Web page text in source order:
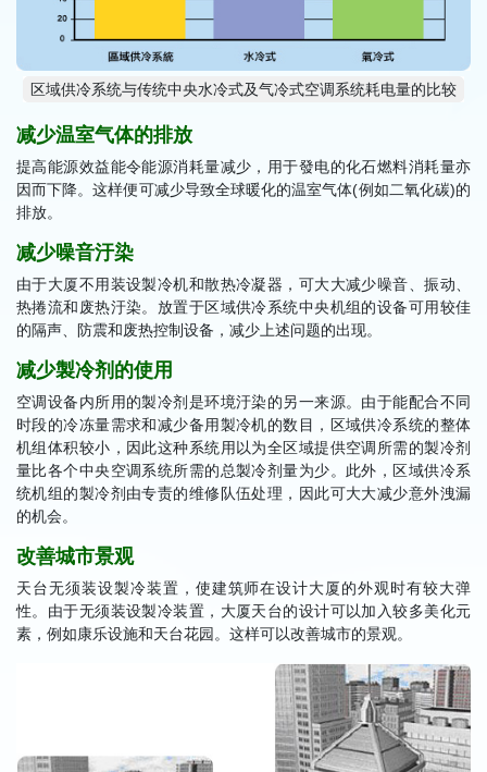
区域供冷系统与传统中央水冷式及气冷式空调系统耗电量的比较
减少温室气体的排放
提高能源效益能令能源消耗量减少，用于發电的化石燃料消耗量亦
因而下降。这样便可减少导致全球暖化的温室气体(例如二氧化碳)的
排放。
减少噪音汙染
由于大厦不用装设製冷机和散热冷凝器，可大大减少噪音、振动、
热捲流和废热汙染。放置于区域供冷系统中央机组的设备可用较佳
的隔声、防震和废热控制设备，减少上述问题的出现。
减少製冷剂的使用
空调设备内所用的製冷剂是环境汙染的另一来源。由于能配合不同
时段的冷冻量需求和减少备用製冷机的数目，区域供冷系统的整体
机组体积较小，因此这种系统用以为全区域提供空调所需的製冷剂
量比各个中央空调系统所需的总製冷剂量为少。此外，区域供冷系
统机组的製冷剂由专责的维修队伍处理，因此可大大减少意外洩漏
的机会。
改善城市景观
天台无须装设製冷装置，使建筑师在设计大厦的外观时有较大弹
性。由于无须装设製冷装置，大厦天台的设计可以加入较多美化元
素，例如康乐设施和天台花园。这样可以改善城市的景观。